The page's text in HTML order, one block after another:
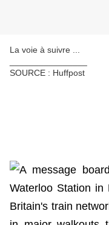
La voie à suivre ...
SOURCE : Huffpost